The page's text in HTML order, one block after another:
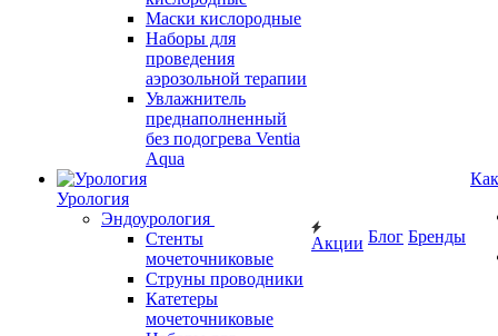
Маски кислородные
Наборы для
проведения
аэрозольной терапии
Увлажнитель
преднаполненный
без подогрева Ventia
Aqua
Урология
Эндоурология
Стенты
мочеточниковые
Струны проводники
Катетеры
мочеточниковые
Акции Блог Бренды